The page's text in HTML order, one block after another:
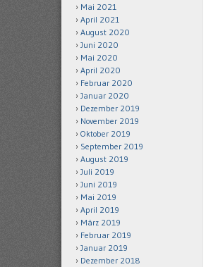
Mai 2021
April 2021
August 2020
Juni 2020
Mai 2020
April 2020
Februar 2020
Januar 2020
Dezember 2019
November 2019
Oktober 2019
September 2019
August 2019
Juli 2019
Juni 2019
Mai 2019
April 2019
März 2019
Februar 2019
Januar 2019
Dezember 2018